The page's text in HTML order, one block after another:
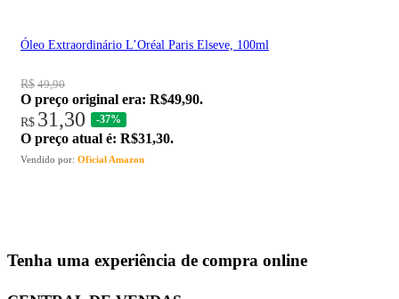
Óleo Extraordinário L’Oréal Paris Elseve, 100ml
R$ 49,90
O preço original era: R$49,90.
R$ 31,30 -37%
O preço atual é: R$31,30.
Vendido por: Oficial Amazon
Tenha uma experiência de compra online